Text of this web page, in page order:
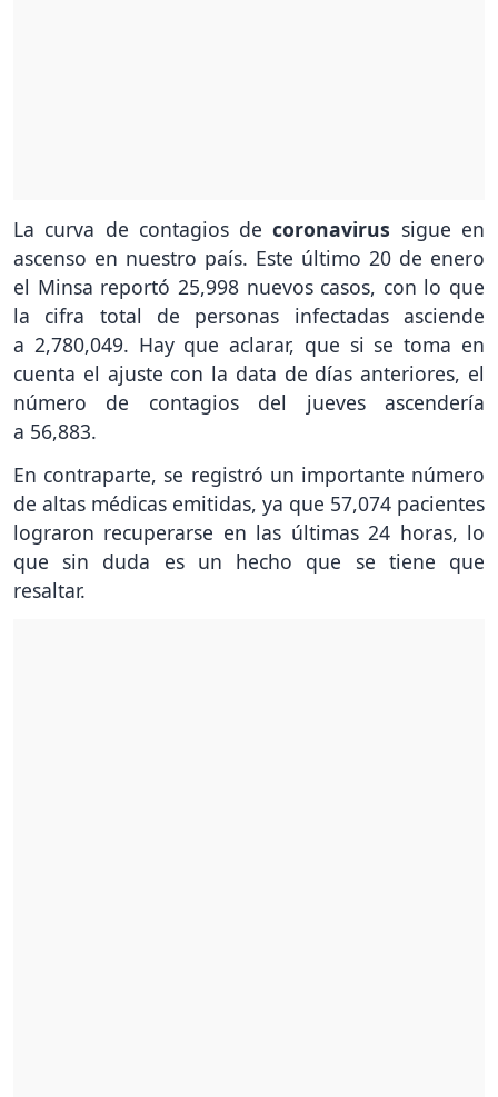
La curva de contagios decoronavirus sigue en
ascenso en nuestro país. Este último 20 de enero
el Minsa reportó 25,998 nuevos casos, con lo que
la cifra total de personas infectadas asciende
a 2,780,049. Hay que aclarar, que si se toma en
cuenta el ajuste con la data de días anteriores, el
número de contagios del jueves ascendería
a 56,883.
En contraparte, se registró un importante número
de altas médicas emitidas, ya que 57,074 pacientes
lograron recuperarse en las últimas 24 horas, lo
que sin duda es un hecho que se tiene que
resaltar.